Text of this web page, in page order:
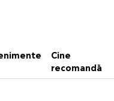
Cine
recomandă